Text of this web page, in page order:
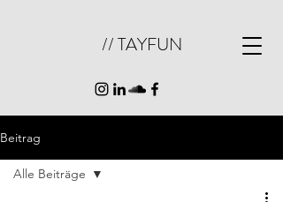
// TAYFUN
Beitrag
Alle Beiträge